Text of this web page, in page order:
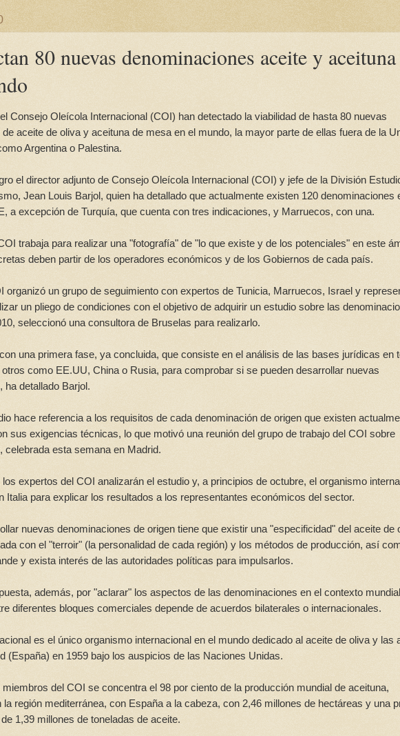
80 nuevas denominaciones aceite y aceituna
Consejo Oleícola Internacional (COI) han detectado la viabilidad de hasta 80 nuevas
aceite de oliva y aceituna de mesa en el mundo, la mayor parte de ellas fuera de la
Argentina o Palestina.
el director adjunto de Consejo Oleícola Internacional (COI) y jefe de la División
Jean Louis Barjol, quien ha detallado que actualmente existen 120 denominaciones
a excepción de Turquía, que cuenta con tres indicaciones, y Marruecos, con una.
trabaja para realizar una "fotografía" de "lo que existe y de los potenciales" en este
deben partir de los operadores económicos y de los Gobiernos de cada país.
organizó un grupo de seguimiento con expertos de Tunicia, Marruecos, Israel y
un pliego de condiciones con el objetivo de adquirir un estudio sobre las
seleccionó una consultora de Bruselas para realizarlo.
una primera fase, ya concluida, que consiste en el análisis de las bases jurídicas en
como EE.UU, China o Rusia, para comprobar si se pueden desarrollar nuevas
ha detallado Barjol.
hace referencia a los requisitos de cada denominación de origen que existen
sus exigencias técnicas, lo que motivó una reunión del grupo de trabajo del COI sobre
celebrada esta semana en Madrid.
expertos del COI analizarán el estudio y, a principios de octubre, el organismo
Italia para explicar los resultados a los representantes económicos del sector.
nuevas denominaciones de origen tiene que existir una "especificidad" del aceite de
con el "terroir" (la personalidad de cada región) y los métodos de producción, así
y exista interés de las autoridades políticas para impulsarlos.
además, por "aclarar" los aspectos de las denominaciones en el contexto
diferentes bloques comerciales depende de acuerdos bilaterales o internacionales.
es el único organismo internacional en el mundo dedicado al aceite de oliva y las
(España) en 1959 bajo los auspicios de las Naciones Unidas.
del COI se concentra el 98 por ciento de la producción mundial de aceituna,
región mediterránea, con España a la cabeza, con 2,46 millones de hectáreas y una
1,39 millones de toneladas de aceite.